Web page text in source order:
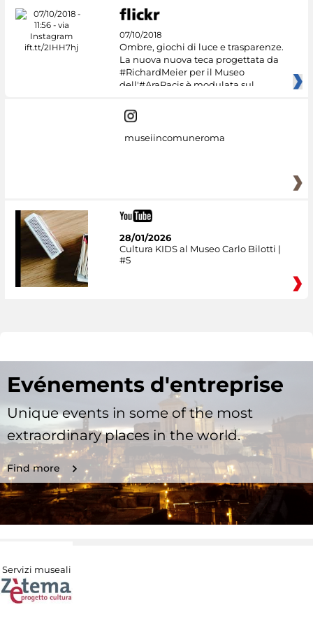
07/10/2018
Ombre, giochi di luce e trasparenze.
La nuova nuova teca progettata da
#RichardMeier per il Museo
dell'#AraPacis è modulata sul
museiincomuneroma
28/01/2026
Cultura KIDS al Museo Carlo Bilotti |
#5
Evénements d'entreprise
Unique events in some of the most
extraordinary places in the world.
Find more
Servizi museali